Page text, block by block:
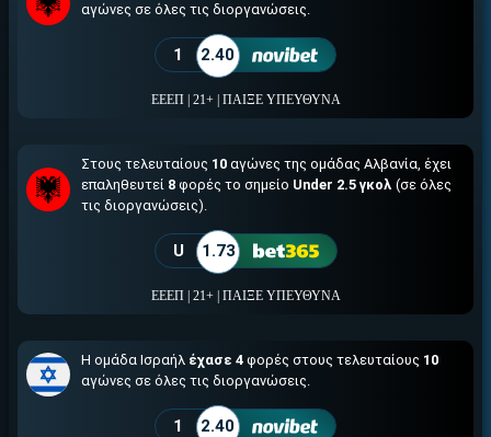
αγώνες σε όλες τις διοργανώσεις.
1 2.40
ΕΕΕΠ | 21+ | ΠΑΙΞΕ ΥΠΕΥΘΥΝΑ
Στους τελευταίους 10 αγώνες της ομάδας Αλβανία, έχει
επαληθευτεί 8 φορές το σημείο Under 2.5 γκολ (σε όλες
τις διοργανώσεις).
U 1.73
ΕΕΕΠ | 21+ | ΠΑΙΞΕ ΥΠΕΥΘΥΝΑ
Η ομάδα Ισραήλ έχασε 4 φορές στους τελευταίους 10
αγώνες σε όλες τις διοργανώσεις.
1 2.40